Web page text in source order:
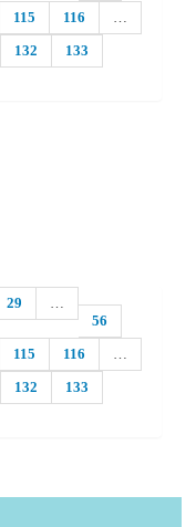
115 116
…
132
133
29
…
56
115 116
…
132
133